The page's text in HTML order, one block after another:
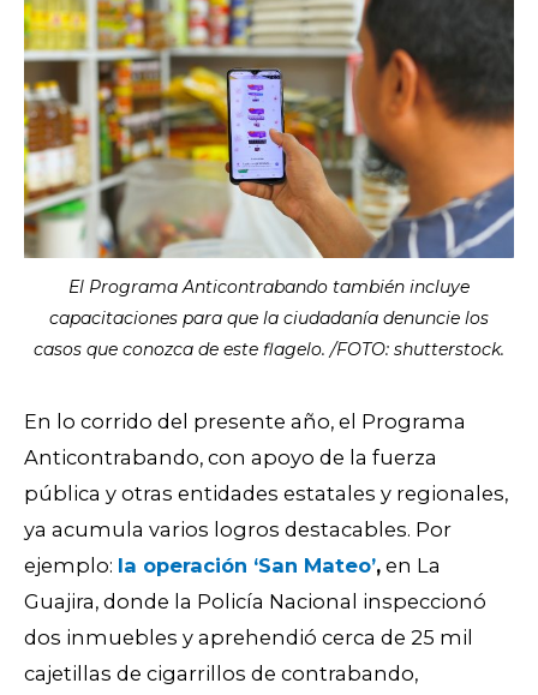
El Programa Anticontrabando también incluye
capacitaciones para que la ciudadanía denuncie los
casos que conozca de este flagelo. /FOTO: shutterstock.
En lo corrido del presente año, el Programa
Anticontrabando, con apoyo de la fuerza
pública y otras entidades estatales y regionales,
ya acumula varios logros destacables. Por
ejemplo: la operación ‘San Mateo’, en La
Guajira, donde la Policía Nacional inspeccionó
dos inmuebles y aprehendió cerca de 25 mil
cajetillas de cigarrillos de contrabando,